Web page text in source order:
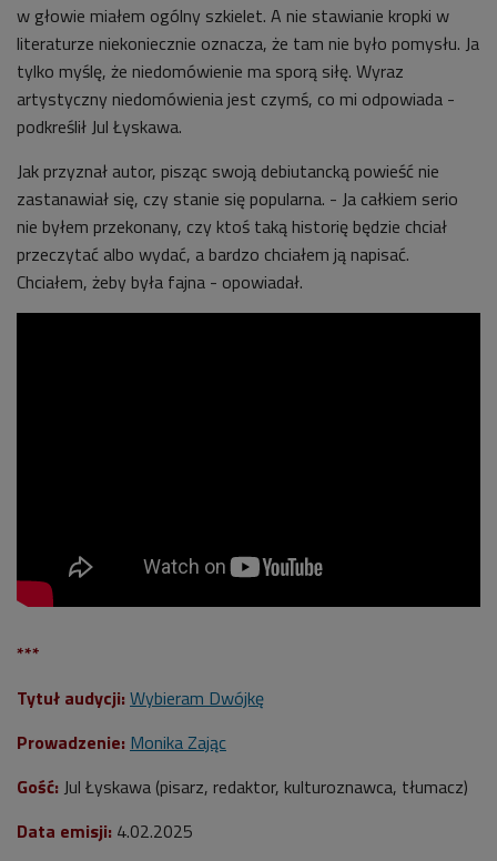
w głowie miałem ogólny szkielet. A nie stawianie kropki w
literaturze niekoniecznie oznacza, że tam nie było pomysłu. Ja
tylko myślę, że niedomówienie ma sporą siłę. Wyraz
artystyczny niedomówienia jest czymś, co mi odpowiada -
podkreślił Jul Łyskawa.
Jak przyznał autor, pisząc swoją debiutancką powieść nie
zastanawiał się, czy stanie się popularna. - Ja całkiem serio
nie byłem przekonany, czy ktoś taką historię będzie chciał
przeczytać albo wydać, a bardzo chciałem ją napisać.
Chciałem, żeby była fajna - opowiadał.
***
Tytuł audycji: Wybieram Dwójkę
Prowadzenie: Monika Zając
Gość: Jul Łyskawa (pisarz, redaktor, kulturoznawca, tłumacz)
Data emisji: 4.02.2025